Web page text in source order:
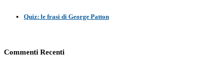
Quiz: le frasi di George Patton
Commenti Recenti